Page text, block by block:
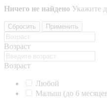
Ничего не найдено Укажите
Сбросить Применить
Возраст
Возраст
Любой
Малыш (до 6